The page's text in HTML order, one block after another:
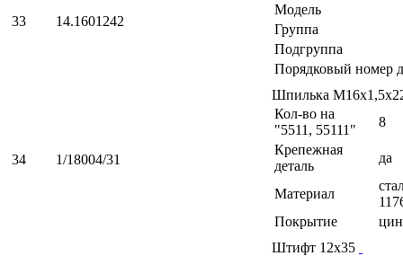
33 14.1601242
Модель
Группа
Подгруппа
Порядковый номер
34 1/18004/31
Шпилька
Кол-во на
"5511, 55111"
8
Крепежная
деталь
да
Материал
Покрытие
Штифт 12х35